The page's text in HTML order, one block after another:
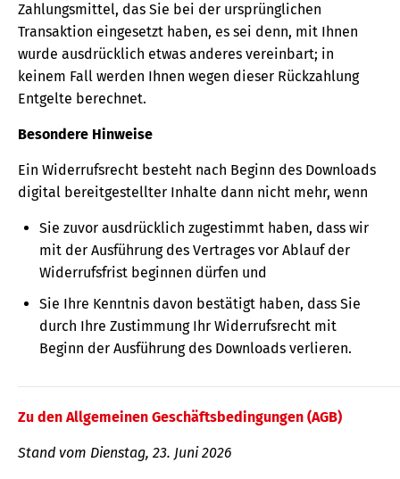
Zahlungsmittel, das Sie bei der ursprünglichen
Transaktion eingesetzt haben, es sei denn, mit Ihnen
wurde ausdrücklich etwas anderes vereinbart; in
keinem Fall werden Ihnen wegen dieser Rückzahlung
Entgelte berechnet.
Besondere Hinweise
Ein Widerrufsrecht besteht nach Beginn des Downloads
digital bereitgestellter Inhalte dann nicht mehr, wenn
Sie zuvor ausdrücklich zugestimmt haben, dass wir
mit der Ausführung des Vertrages vor Ablauf der
Widerrufsfrist beginnen dürfen und
Sie Ihre Kenntnis davon bestätigt haben, dass Sie
durch Ihre Zustimmung Ihr Widerrufsrecht mit
Beginn der Ausführung des Downloads verlieren.
Zu den Allgemeinen Geschäftsbedingungen (AGB)
Stand vom Dienstag, 23. Juni 2026